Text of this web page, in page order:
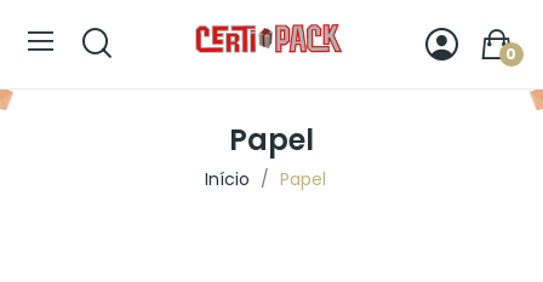
0
Papel
Início Papel